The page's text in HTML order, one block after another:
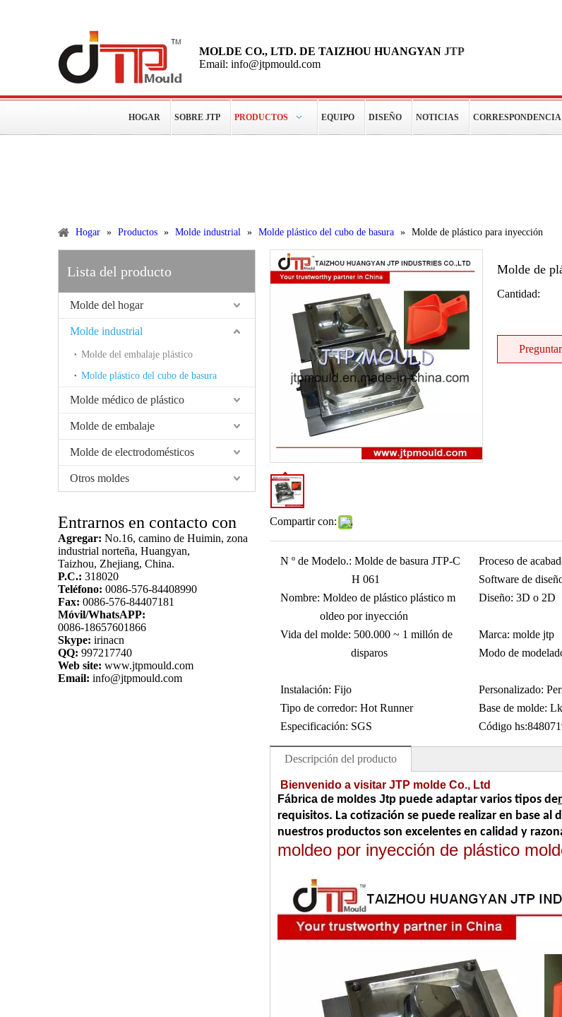
MOLDE CO., LTD. DE TAIZHOU HUANGYAN JTP
Email: info@jtpmould.com
HOGAR SOBRE JTP PRODUCTOS EQUIPO DISEÑO NOTICIAS
Hogar » Productos » Molde industrial » Molde plástico del cubo de basura » Molde de plástico para inyección
Lista del producto
Molde del hogar
Molde industrial
Molde del embalaje plástico
Molde plástico del cubo de basura
Molde médico de plástico
Molde de embalaje
Molde de electrodomésticos
Otros moldes
Entrarnos en contacto con
Agregar: No.16, camino de Huimin, zona
industrial norteña, Huangyan,
Taizhou, Zhejiang, China.
P.C.: 318020
Teléfono: 0086-576-84408990
Fax: 0086-576-84407181
Móvil/WhatsAPP:
0086-18657601866
Skype: irinacn
QQ: 997217740
Web site: www.jtpmould.com
Email: info@jtpmould.com
Compartir con:
Molde de
Cantidad:
Preguntar
N º de Modelo.: Molde de basura JTP-C
H 061
Proceso de
Software de
Nombre: Moldeo de plástico plástico m
oldeo por inyección
Diseño: 3D o 2D
Vida del molde: 500.000 ~ 1 millón de
disparos
Marca: molde jtp
Modo de
Instalación: Fijo Personalizado:
Tipo de corredor: Hot Runner Base de molde:
Especificación: SGS Código hs:
Descripción del producto
Bienvenido a visitar JTP molde Co., Ltd
Fábrica de moldes Jtp puede adaptar varios tipos de
requisitos. La cotización se puede realizar en base
nuestros productos son excelentes en calidad y
moldeo por inyección de plástico